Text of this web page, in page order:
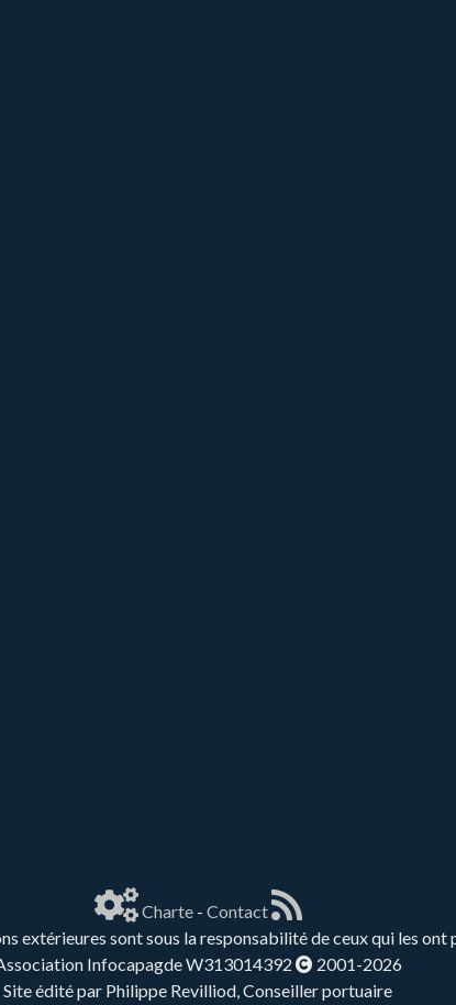
Charte- Contact
extérieures sont sous la responsabilité de ceux qui les ont
Infocapagde W313014392
2001-2026
Site édité par Philippe Revilliod, Conseiller portuaire